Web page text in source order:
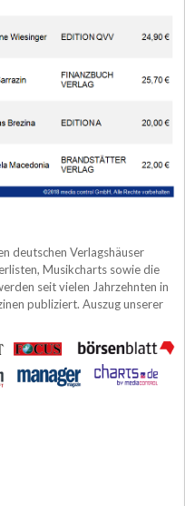
deutschen Verlagshäuser
Musikcharts sowie die
seit vielen Jahrzehnten in
publiziert. Auszug unserer